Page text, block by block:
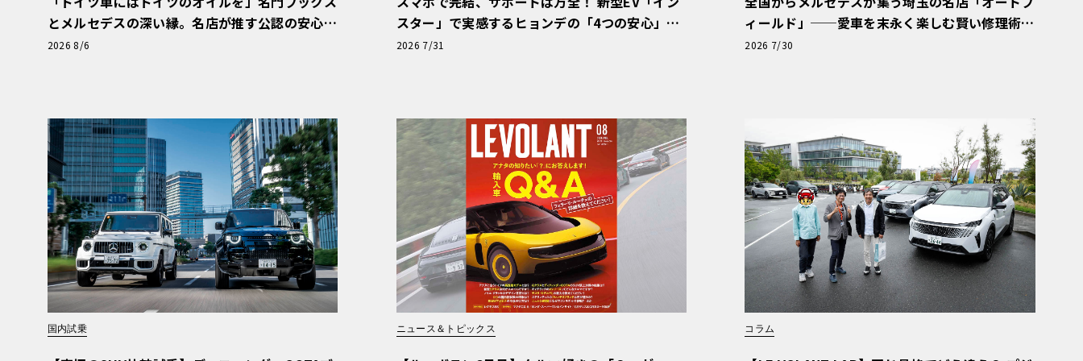
とメルセデスの深い縁。名店が推す公認の安心
と、Cクラスで味わうシルキーな走り〈PR〉
2026 8/6
スター」で実感するヒョンデの「4つの安心」
【第1回・ヒョンデ6つの疑問：Why? Hyunda
2026 7/31
ィールド」──愛車を末永く楽しむ賢い修理術
と、プロがフックス製オイルを選ぶ理由〈PR〉
2026 7/30
国内試乗 ニュース＆トピックス コラム